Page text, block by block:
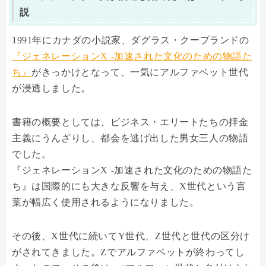
説
1991年にカナダの小説家、ダグラス・クープランドの
『ジェネレーションX -加速された文化のための物語た
ち』 がきっかけとなって、一気にアルファベット世代
が浸透しました。
書籍の概要としては、ビジネス・エリートたちの拝金
主義にうんざりし、都会を逃げ出した男女三人の物語
でした。
『ジェネレーションX -加速された文化のための物語た
ち』は国際的にも大きな反響を与え、X世代という言
葉が幅広く使用されるようになりました。
その後、X世代に続いてY世代、Z世代と世代の区分け
がされてきました。Zでアルファベットが終わってし